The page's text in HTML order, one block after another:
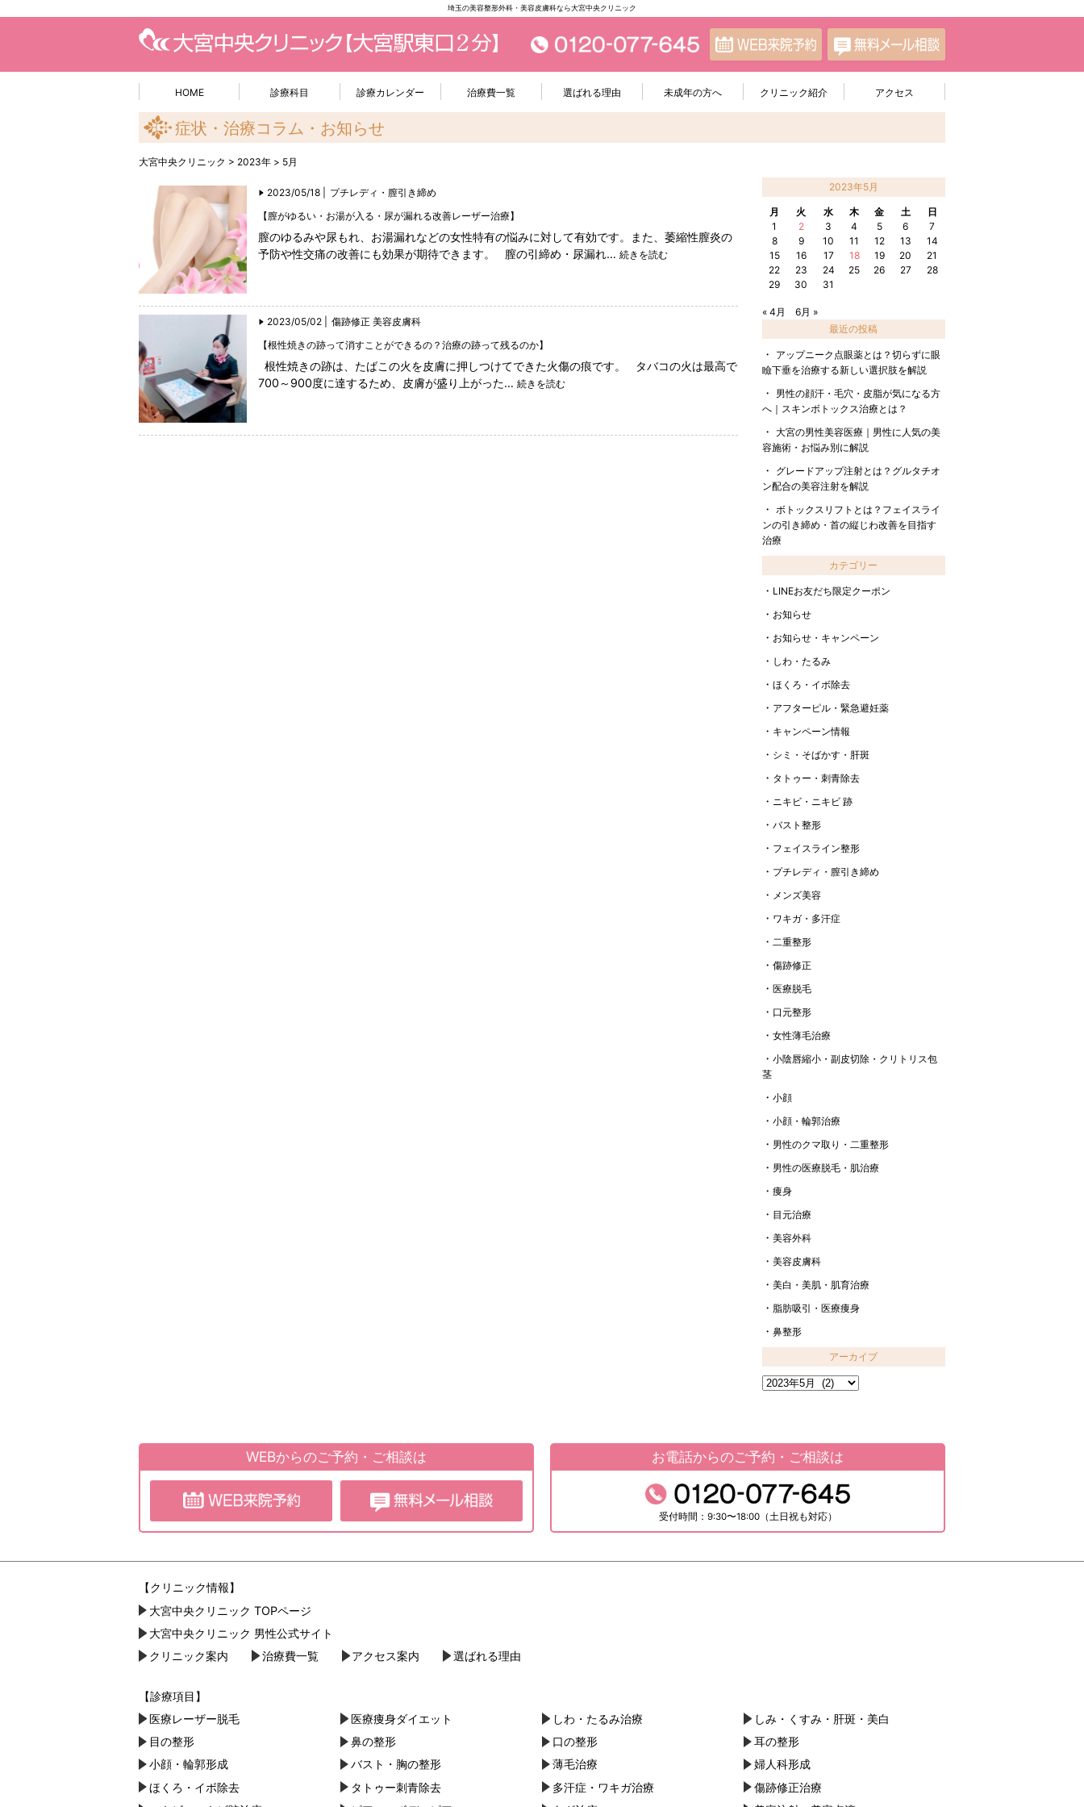
埼玉の美容整形外科・美容皮膚科なら大宮中央クリニック
HOME 診療科目 診療カレンダー 治療費一覧 選ばれる理由 未成年の方へ クリニック紹介 アクセス
症状・治療コラム・お知らせ
大宮中央クリニック > 2023年 > 5月
2023/05/18 |
プチレディ・膣引き締め
【膣がゆるい・お湯が入る・尿が漏れる改善レーザー治療】
膣のゆるみや尿もれ、お湯漏れなどの女性特有の悩みに対して有効です。また、萎縮性膣炎の
予防や性交痛の改善にも効果が期待できます。 膣の引締め・尿漏れ…続きを読む
2023/05/02 | 傷跡修正 美容皮膚科
【根性焼きの跡って消すことができるの？治療の跡って残るのか】
根性焼きの跡は、たばこの火を皮膚に押しつけてできた火傷の痕です。 タバコの火は最高で
700～900度に達するため、皮膚が盛り上がった…続きを読む
2023年5月
月 火 水 木 金 土
日
1
2 3 4 5 6
7
8
9 10 11 12 13
14
15
16 17 18 19 20
21
22
23 24 25 26 27
28
29
30 31
« 4月
6月 »
最近の投稿
アップニーク点眼薬とは？切らずに眼
瞼下垂を治療する新しい選択肢を解説
男性の顔汗・毛穴・皮脂が気になる方
へ｜スキンボトックス治療とは？
大宮の男性美容医療｜男性に人気の美
容施術・お悩み別に解説
グレードアップ注射とは？グルタチオ
ン配合の美容注射を解説
ボトックスリフトとは？フェイスライ
ンの引き締め・首の縦じわ改善を目指す
治療
カテゴリー
LINEお友だち限定クーポン
お知らせ
お知らせ・キャンペーン
しわ・たるみ
ほくろ・イボ除去
アフターピル・緊急避妊薬
キャンペーン情報
シミ・そばかす・肝斑
タトゥー・刺青除去
ニキビ・ニキビ 跡
バスト整形
フェイスライン整形
プチレディ・膣引き締め
メンズ美容
ワキガ・多汗症
二重整形
傷跡修正
医療脱毛
口元整形
女性薄毛治療
小陰唇縮小・副皮切除・クリトリス包
茎
小顔
小顔・輪郭治療
男性のクマ取り・二重整形
男性の医療脱毛・肌治療
痩身
目元治療
美容外科
美容皮膚科
美白・美肌・肌育治療
脂肪吸引・医療痩身
鼻整形
アーカイブ
ア
WEBからのご予約・ご相談は お電話からのご予約・ご相談は
受付時間：9:30〜18:00（土日祝も対応）
【クリニック情報】
大宮中央クリニック TOPページ
大宮中央クリニック 男性公式サイト
クリニック案内
治療費一覧 アクセス案内 選ばれる理由
【診療項目】
医療レーザー脱毛
医療痩身ダイエット しわ・たるみ治療
しみ・くすみ・肝斑・美白
目の整形
鼻の整形 口の整形
耳の整形
小顔・︎輪郭形成
バスト・胸の整形 薄毛治療
婦人科形成
ほくろ・イボ除去
タトゥー刺青除去 多汗症・ワキガ治療
傷跡修正治療